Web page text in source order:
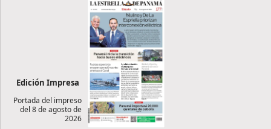
Edición Impresa
Portada del impreso
del 8 de agosto de
2026